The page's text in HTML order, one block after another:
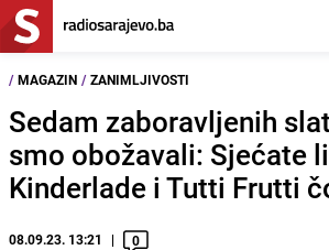
/ MAGAZIN / ZANIMLJIVOSTI
Sedam zaboravljenih
smo obožavali: Sjećate
Kinderlade i Tutti Frutti
08.09.23. 13:21 0